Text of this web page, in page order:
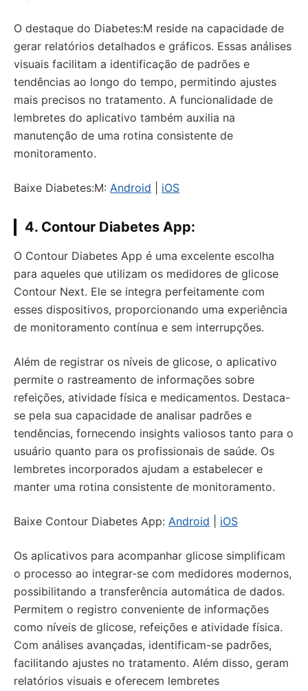
O destaque do Diabetes:M reside na capacidade de
gerar relatórios detalhados e gráficos. Essas análises
visuais facilitam a identificação de padrões e
tendências ao longo do tempo, permitindo ajustes
mais precisos no tratamento. A funcionalidade de
lembretes do aplicativo também auxilia na
manutenção de uma rotina consistente de
monitoramento.
Baixe Diabetes:M: Android iOS
4. Contour Diabetes App:
O Contour Diabetes App é uma excelente escolha
para aqueles que utilizam os medidores de glicose
Contour Next. Ele se integra perfeitamente com
esses dispositivos, proporcionando uma experiência
de monitoramento contínua e sem interrupções.
Além de registrar os níveis de glicose, o aplicativo
permite o rastreamento de informações sobre
refeições, atividade física e medicamentos. Destaca-
se pela sua capacidade de analisar padrões e
tendências, fornecendo insights valiosos tanto para o
usuário quanto para os profissionais de saúde. Os
lembretes incorporados ajudam a estabelecer e
manter uma rotina consistente de monitoramento.
Baixe Contour Diabetes App: Android iOS
Os aplicativos para acompanhar glicose simplificam
o processo ao integrar-se com medidores modernos,
possibilitando a transferência automática de dados.
Permitem o registro conveniente de informações
como níveis de glicose, refeições e atividade física.
Com análises avançadas, identificam-se padrões,
facilitando ajustes no tratamento. Além disso, geram
relatórios visuais e oferecem lembretes